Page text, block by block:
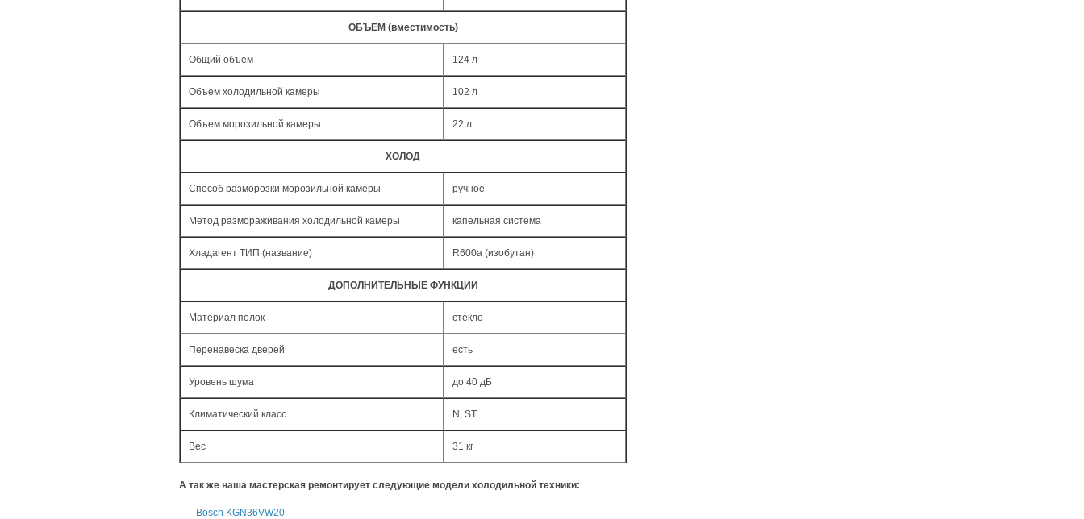
ОБЪЕМ (вместимость)
Общий объем 124 л
Объем холодильной камеры 102 л
Объем морозильной камеры 22 л
ХОЛОД
Способ разморозки морозильной камеры ручное
Метод размораживания холодильной камеры капельная система
Хладагент ТИП (название) R600a (изобутан)
ДОПОЛНИТЕЛЬНЫЕ ФУНКЦИИ
Материал полок стекло
Перенавеска дверей есть
Уровень шума до 40 дБ
Климатический класс N, ST
Вес 31 кг
А так же наша мастерская ремонтирует следующие модели холодильной техники:
Bosch KGN36VW20